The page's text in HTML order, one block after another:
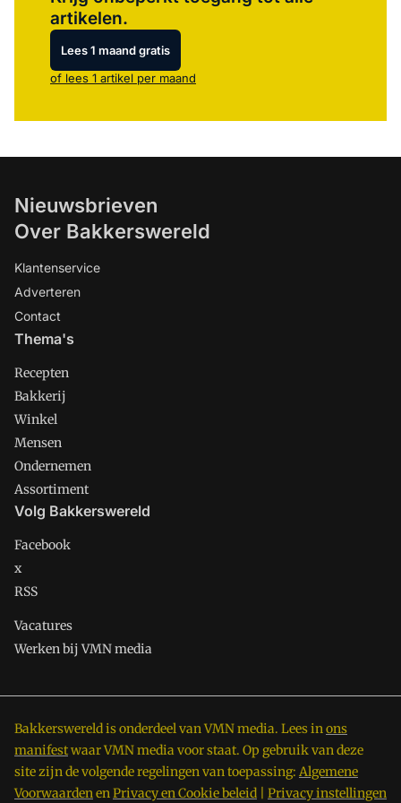
artikelen.
Lees 1 maand gratis
of lees 1 artikel per maand
Nieuwsbrieven
Over Bakkerswereld
Klantenservice
Adverteren
Contact
Thema's
Recepten
Bakkerij
Winkel
Mensen
Ondernemen
Assortiment
Volg Bakkerswereld
Facebook
x
RSS
Vacatures
Werken bij VMN media
Bakkerswereld is onderdeel van VMN media. Lees inons
manifestwaar VMN media voor staat. Op gebruik van deze
site zijn de volgende regelingen van toepassing: Algemene
VoorwaardenenPrivacy en Cookie beleid Privacy instellingen